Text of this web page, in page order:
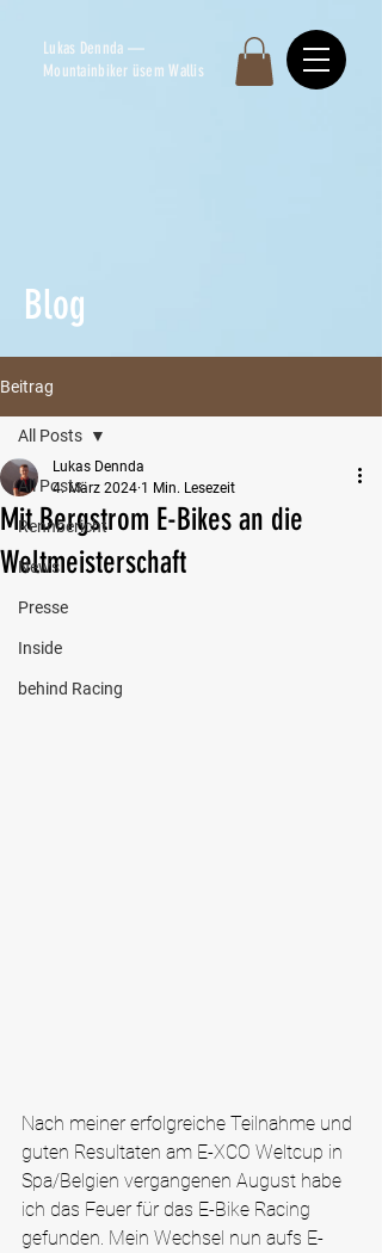
Lukas Dennda —
Mountainbiker üsem Wallis
Blog
Beitrag
All Posts
Rennbericht
News
Presse
Inside
behind Racing
All Posts
Mit Bergstrom E-Bikes an die
Weltmeisterschaft
Lukas Dennda
4. März 2024 1 Min. Lesezeit
Nach meiner erfolgreiche Teilnahme und
guten Resultaten am E-XCO Weltcup in
Spa/Belgien vergangenen August habe
ich das Feuer für das E-Bike Racing
gefunden. Mein Wechsel nun aufs E-